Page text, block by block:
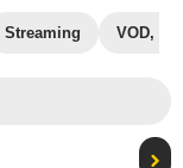
Streaming VOD,